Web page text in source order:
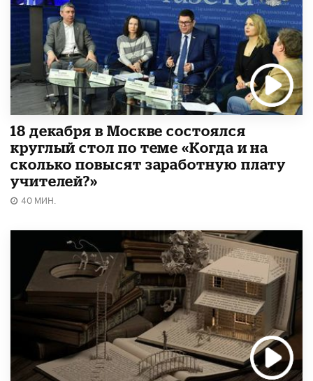
18 декабря в Москве состоялся
круглый стол по теме «Когда и на
сколько повысят заработную плату
учителей?»
40 МИН.